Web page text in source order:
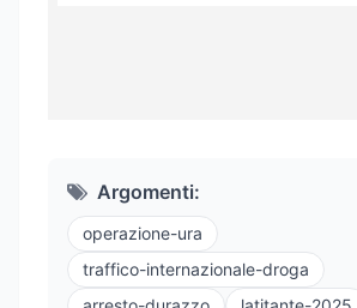
Argomenti:
operazione-ura
traffico-internazionale-droga